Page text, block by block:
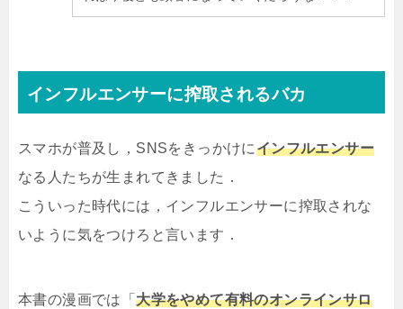
インフルエンサーに搾取されるバカ
スマホが普及し，SNSをきっかけにインフルエンサー
なる人たちが生まれてきました．
こういった時代には，インフルエンサーに搾取されな
いように気をつけろと言います．
本書の漫画では「大学をやめて有料のオンラインサロ